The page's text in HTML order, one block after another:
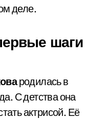
деле.
шаги
родилась в
С детства она
актрисой. Её